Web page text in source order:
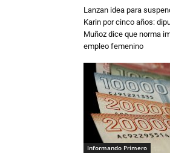
Lanzan idea para
Karin por cinco años:
Muñoz dice que norma
empleo femenino
Informando Primero